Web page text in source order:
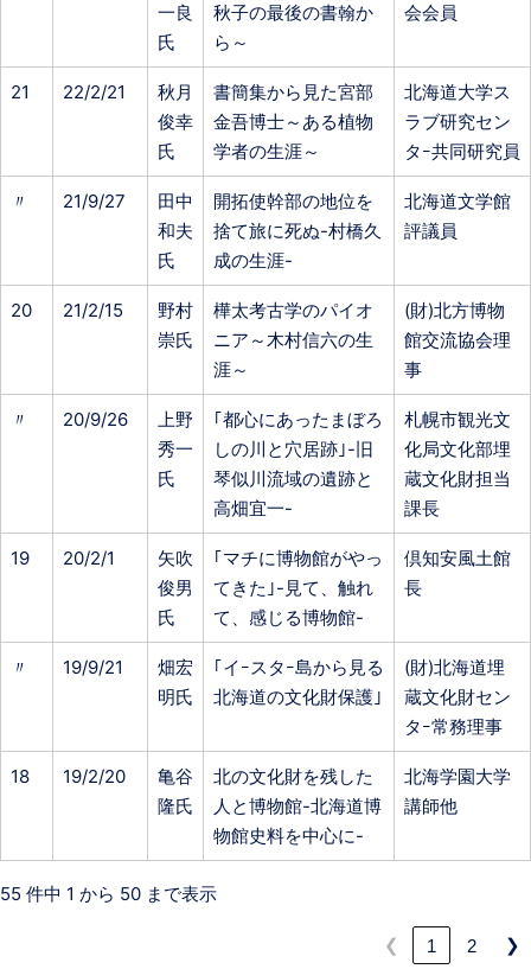
一良
氏
秋子の最後の書翰か
ら～
会会員
21 22/2/21
秋月
俊幸
氏
書簡集から見た宮部
金吾博士～ある植物
学者の生涯～
北海道大学ス
ラブ研究セン
タｰ共同研究員
〃 21/9/27
田中
和夫
氏
開拓使幹部の地位を
捨て旅に死ぬ-村橋久
成の生涯-
北海道文学館
評議員
20 21/2/15
野村
崇氏
樺太考古学のパイオ
ニア～木村信六の生
涯～
(財)北方博物
館交流協会理
事
〃 20/9/26
上野
秀一
氏
｢都心にあったまぼろ
しの川と穴居跡｣-旧
琴似川流域の遺跡と
高畑宜一-
札幌市観光文
化局文化部埋
蔵文化財担当
課長
19 20/2/1
矢吹
俊男
氏
｢マチに博物館がやっ
てきた｣-見て、触れ
て、感じる博物館-
倶知安風土館
長
〃 19/9/21
畑宏
明氏
｢イｰスタｰ島から見る
北海道の文化財保護｣
(財)北海道埋
蔵文化財セン
タｰ常務理事
18 19/2/20
亀谷
隆氏
北の文化財を残した
人と博物館-北海道博
物館史料を中心に-
北海学園大学
講師他
55 件中 1 から 50 まで表示
❮ 1 2 ❯